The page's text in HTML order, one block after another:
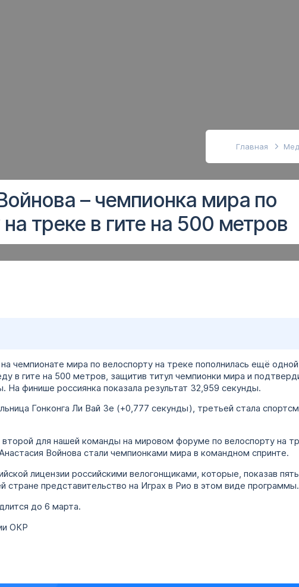
Главная
– чемпионка мира по
треке в гите на 500 метров
чемпионате мира по велоспорту на треке пополнилась ещё
в гите на 500 метров, защитив титул чемпионки мира и
На финише россиянка показала результат 32,959 секунды.
Гонконга Ли Вай Зе (+0,777 секунды), третьей стала
второй для нашей команды на мировом форуме по велоспорту на
Войнова стали чемпионками мира в командном спринте.
лицензии российскими велогонщиками, которые, показав
стране представительство на Играх в Рио в этом виде программы.
до 6 марта.
ОКР